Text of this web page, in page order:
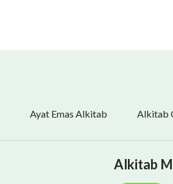
Ayat Emas Alkitab Alkitab
Alkitab